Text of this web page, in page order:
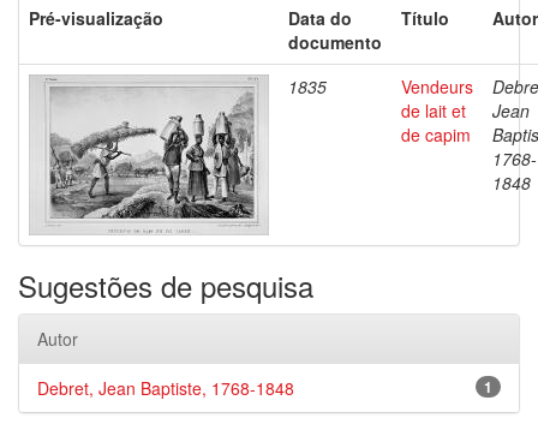
Pré-visualização
Data do
documento
Título
1835
Vendeurs
de lait et
de capim
Jean
1768-
1848
Sugestões de pesquisa
Autor
1
Debret, Jean Baptiste, 1768-1848